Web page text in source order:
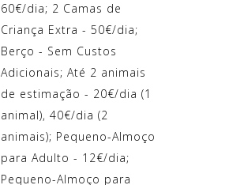
60€/dia; 2 Camas de
Criança Extra - 50€/dia;
Berço - Sem Custos
Adicionais; Até 2 animais
de estimação - 20€/dia (1
animal), 40€/dia (2
animais); Pequeno-Almoço
para Adulto - 12€/dia;
Pequeno-Almoço para